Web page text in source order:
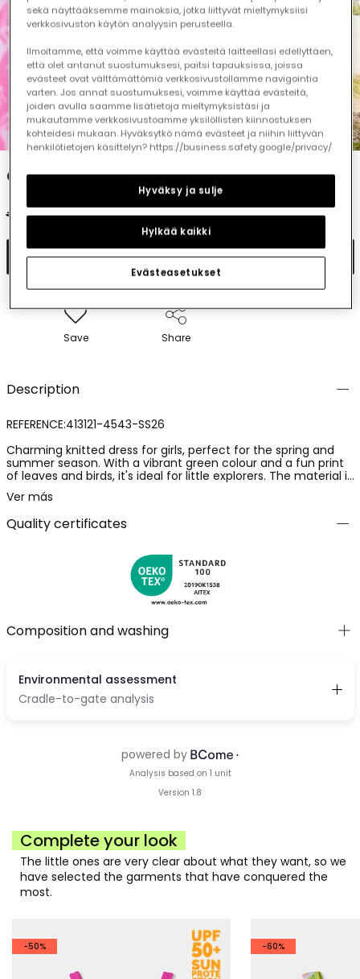
2 3 4 5 6
Green knit dress
€35.95 €17.95
Add to cart
Save Share
Description
REFERENCE:413121-4543-SS26
Charming knitted dress for girls, perfect for the spring and
summer season. With a vibrant green colour and a fun print
of leaves and birds, it's ideal for little explorers. The material is
soft and comfortable, making it perfect for everyday wear.
Available in sizes ranging from 2 years to 14 years, it suits all
childhood ages. Its sleeveless design makes it a fresh and
versatile choice for any casual occasion. A cheerful and
Ver más
Quality certificates
Composition and washing
Complete your look
The little ones are very clear about what they want, so we
have selected the garments that have conquered the
most.
-50% -60%
sekä näyttääksemme mainoksia, jotka liittyvät mieltymyksiisi
verkkosivuston käytön analyysin perusteella.
Ilmoitamme, että voimme käyttää evästeitä laitteellasi edellyttäen,
että olet antanut suostumuksesi, paitsi tapauksissa, joissa
evästeet ovat välttämättömiä verkkosivustollamme navigointia
varten. Jos annat suostumuksesi, voimme käyttää evästeitä,
joiden avulla saamme lisätietoja mieltymyksistäsi ja
mukautamme verkkosivustoamme yksilöllisten kiinnostuksen
kohteidesi mukaan. Hyväksytkö nämä evästeet ja niihin liittyvän
henkilötietojen käsittelyn? https://business.safety.google/privacy/
Evästeasetukset
Hylkää kaikki
Hyväksy ja sulje